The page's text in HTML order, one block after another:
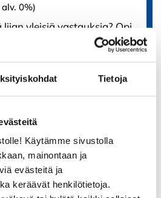
Tietoja
Käytämme sivustolla
mainontaan ja
evästeitä ja
keräävät henkilötietoja.
alv. 0%)
yleisiä vastauksia? Opi
niin, että saat
ja omaan…
erityistilanteet
alv. 0%)